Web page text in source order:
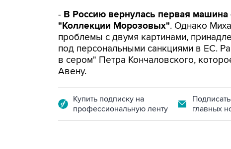
- В Россию вернулась первая
"Коллекции Морозовых". Однако
проблемы с двумя картинами,
под персональными санкциями в ЕС.
в сером" Петра Кончаловского,
Авену.
Купить подписку на
профессиональную ленту
главных